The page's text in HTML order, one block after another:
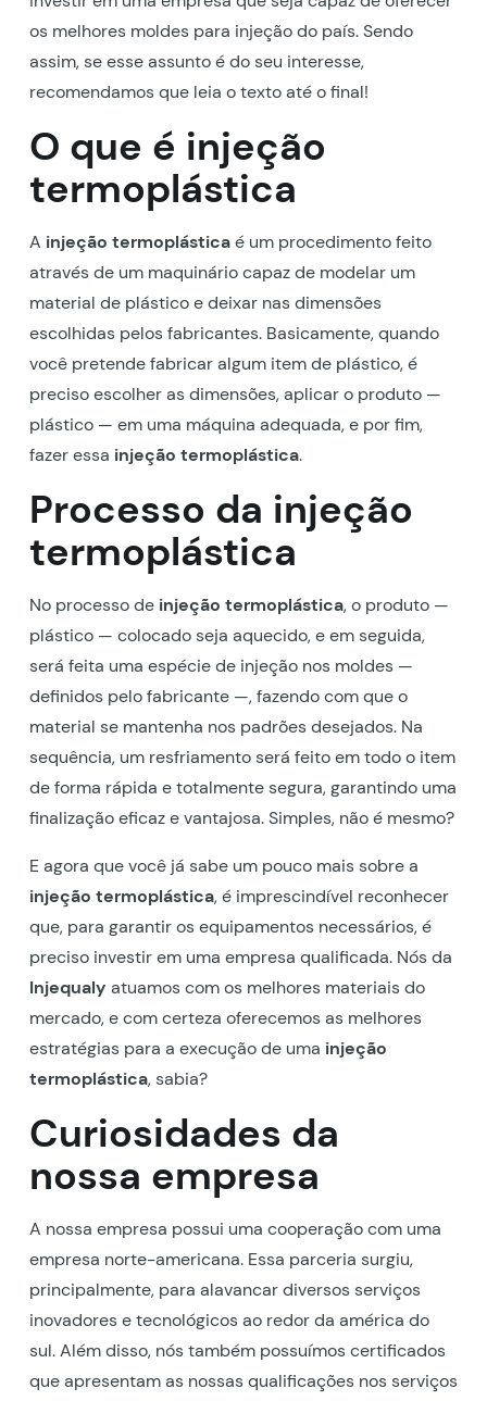
os melhores moldes para injeção do país. Sendo
assim, se esse assunto é do seu interesse,
recomendamos que leia o texto até o final!
O que é injeção
termoplástica
A injeção termoplásticaé um procedimento feito
através de um maquinário capaz de modelar um
material de plástico e deixar nas dimensões
escolhidas pelos fabricantes. Basicamente, quando
você pretende fabricar algum item de plástico, é
preciso escolher as dimensões, aplicar o produto —
plástico — em uma máquina adequada, e por fim,
fazer essa injeção termoplástica.
Processo da injeção
termoplástica
No processo de injeção termoplástica, o produto —
plástico — colocado seja aquecido, e em seguida,
será feita uma espécie de injeção nos moldes —
definidos pelo fabricante —, fazendo com que o
material se mantenha nos padrões desejados. Na
sequência, um resfriamento será feito em todo o item
de forma rápida e totalmente segura, garantindo uma
finalização eficaz e vantajosa. Simples, não é mesmo?
E agora que você já sabe um pouco mais sobre a
injeção termoplástica, é imprescindível reconhecer
que, para garantir os equipamentos necessários, é
preciso investir em uma empresa qualificada. Nós da
Injequaly atuamos com os melhores materiais do
mercado, e com certeza oferecemos as melhores
estratégias para a execução de uma injeção
termoplástica, sabia?
Curiosidades da
nossa empresa
A nossa empresa possui uma cooperação com uma
empresa norte-americana. Essa parceria surgiu,
principalmente, para alavancar diversos serviços
inovadores e tecnológicos ao redor da américa do
sul. Além disso, nós também possuímos certificados
que apresentam as nossas qualificações nos serviços